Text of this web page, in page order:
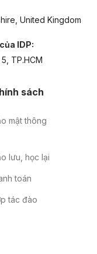
United Kingdom
IDP:
TP.HCM
sách
mật thông
lưu, học lại
toán
tác đào